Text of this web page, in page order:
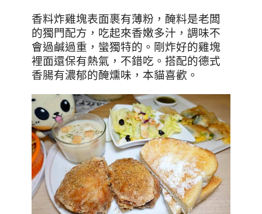
香料炸雞塊表面裹有薄粉，醃料是老闆
的獨門配方，吃起來香嫩多汁，調味不
會過鹹過重，蠻獨特的。剛炸好的雞塊
裡面還保有熱氣，不錯吃。搭配的德式
香腸有濃郁的醃燻味，本貓喜歡。